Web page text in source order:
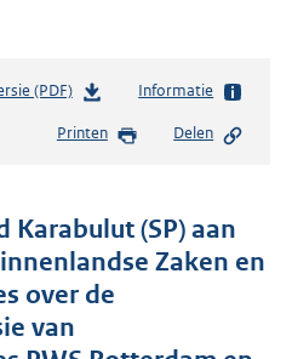
(PDF)b
s
n
d
s
g
r
Informatie
Printen Delen
Karabulut (SP) aan
Zaken en
over de
van